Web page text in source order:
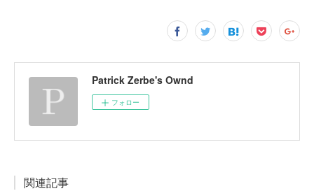
Patrick Zerbe's Ownd
フォロー
関連記事